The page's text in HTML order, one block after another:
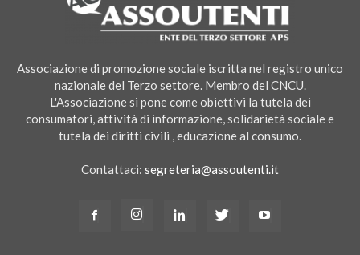
Associazione di promozione sociale iscritta nel registro unico
nazionale del Terzo settore. Membro del CNCU.
L'Associazione si pone come obiettivi la tutela dei
consumatori, attività di informazione, solidarietà sociale e
tutela dei diritti civili , educazione al consumo.
Contattaci: segreteria@assoutenti.it